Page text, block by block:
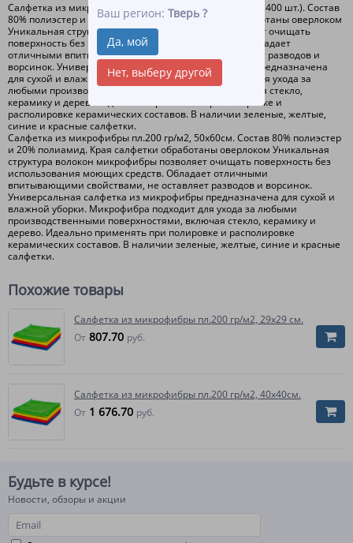
Ваш регион:Тверь ?
Да, мой
Нет, выберу другой
Салфетка из микрофибры пл.200 гр/м2, 50х60см. (упак. 400 шт.). Состав
80% полиэстер и 20% полиамид. Края салфетки обработаны оверлоком
Уникальная структура волокон микрофибры позволяет очищать
поверхность без использования моющих средств. Обладает
отличными впитывающими свойствами, не оставляет разводов и
ворсинок. Универсальная салфетка из микрофибры предназначена
для сухой и влажной уборки. Микрофибра подходит для ухода за
любыми производственными поверхностями, включая стекло,
керамику и дерево. Идеально применять при полировке и
располировке керамических составов. В наличии зеленые, желтые,
синие и красные салфетки.
Салфетка из микрофибры пл.200 гр/м2, 50х60см. Состав 80% полиэстер
и 20% полиамид. Края салфетки обработаны оверлоком Уникальная
структура волокон микрофибры позволяет очищать поверхность без
использования моющих средств. Обладает отличными
впитывающими свойствами, не оставляет разводов и ворсинок.
Универсальная салфетка из микрофибры предназначена для сухой и
влажной уборки. Микрофибра подходит для ухода за любыми
производственными поверхностями, включая стекло, керамику и
дерево. Идеально применять при полировке и располировке
керамических составов. В наличии зеленые, желтые, синие и красные
салфетки.
Похожие товары
Салфетка из микрофибры пл.200 гр/м2, 29х29 см.
От 807.70 руб.
Салфетка из микрофибры пл.200 гр/м2, 40х40см.
От 1 676.70 руб.
Будьте в курсе!
Новости, обзоры и акции